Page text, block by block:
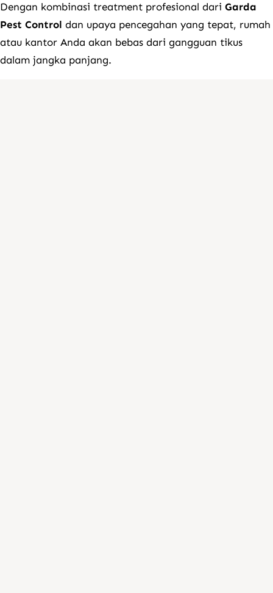
Dengan kombinasi treatment profesional dari Garda
Pest Control dan upaya pencegahan yang tepat, rumah
atau kantor Anda akan bebas dari gangguan tikus
dalam jangka panjang.